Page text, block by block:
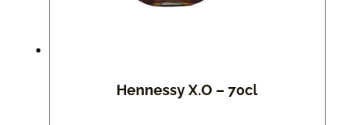
Hennessy X.O – 70cl